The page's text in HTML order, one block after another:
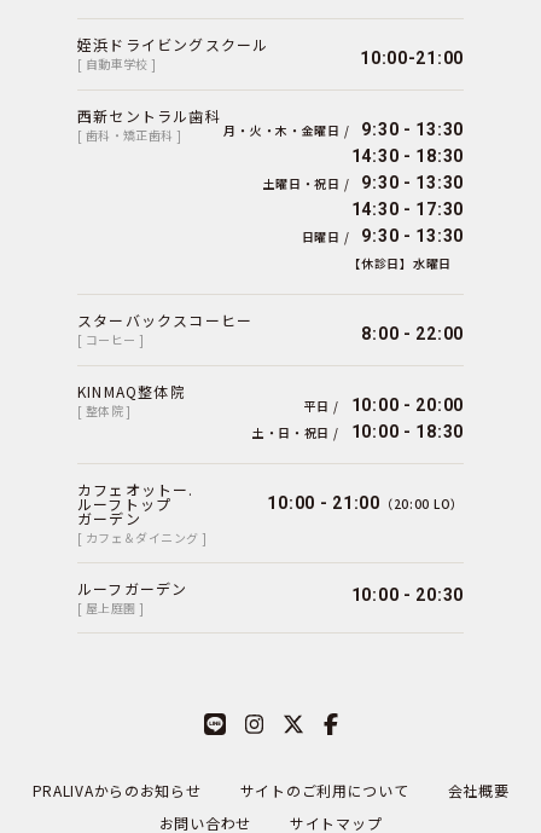
姪浜ドライビングスクール
[ 自動車学校 ] 10:00-21:00
西新セントラル歯科
[ 歯科・矯正歯科 ] 月・火・木・金曜日 /
9:30 - 13:30
14:30 - 18:30
土曜日・祝日 /
9:30 - 13:30
14:30 - 17:30
日曜日 / 9:30 - 13:30
【休診日】水曜日
スターバックスコーヒー
[ コーヒー ] 8:00 - 22:00
KINMAQ整体院
[ 整体院 ] 平日 / 10:00 - 20:00
土・日・祝日 / 10:00 - 18:30
カフェオットー.
ルーフトップ
ガーデン
[ カフェ＆ダイニング ]
10:00 - 21:00 （20:00 LO）
ルーフガーデン
[ 屋上庭園 ]
10:00 - 20:30
PRALIVAからのお知らせ サイトのご利用について
会社概要
お問い合わせ
サイトマップ